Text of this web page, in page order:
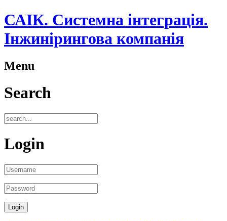
САІК. Системна інтеграція.
Інжинірингова компанія
Menu
Search
Login